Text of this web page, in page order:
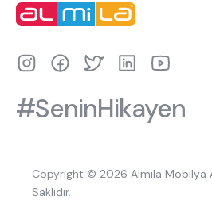
#SeninHikayen
Copyright © 2026 Almila Mobilya
Saklıdır.